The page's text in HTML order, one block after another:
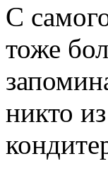
С
тоже
никто